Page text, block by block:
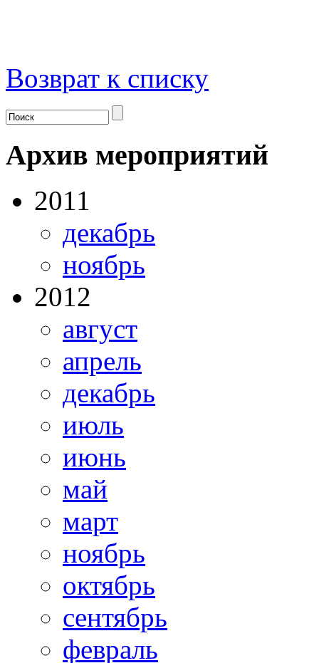
Возврат к списку
Архив мероприятий
2011
декабрь
ноябрь
2012
август
апрель
декабрь
июль
июнь
май
март
ноябрь
октябрь
сентябрь
февраль